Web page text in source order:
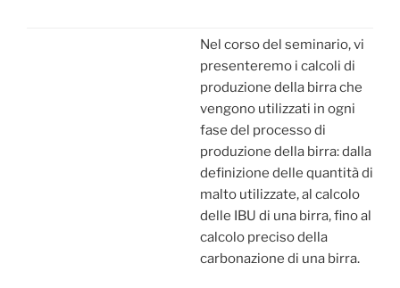
Nel corso del seminario, vi
presenteremo i calcoli di
produzione della birra che
vengono utilizzati in ogni
fase del processo di
produzione della birra: dalla
definizione delle quantità di
malto utilizzate, al calcolo
delle IBU di una birra, fino al
calcolo preciso della
carbonazione di una birra.